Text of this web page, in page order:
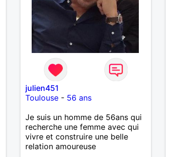
julien451
Toulouse- 56 ans
Je suis un homme de 56ans qui
recherche une femme avec qui
vivre et construire une belle
relation amoureuse